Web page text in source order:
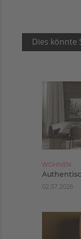
Dies könnte
WOHNEN
02.07.2026